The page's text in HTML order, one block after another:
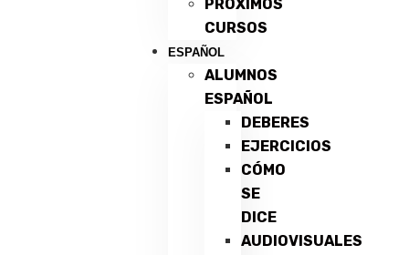
PRÓXIMOS
CURSOS
ESPAÑOL
ALUMNOS
ESPAÑOL
DEBERES
EJERCICIOS
CÓMO
SE
DICE
AUDIOVISUALES